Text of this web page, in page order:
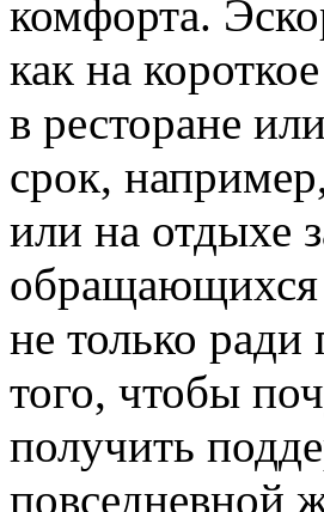
комфорта.
как на
в ресторане
срок,
или на отдыхе
обращающихся
не только
того, чтобы
получить
повседневной